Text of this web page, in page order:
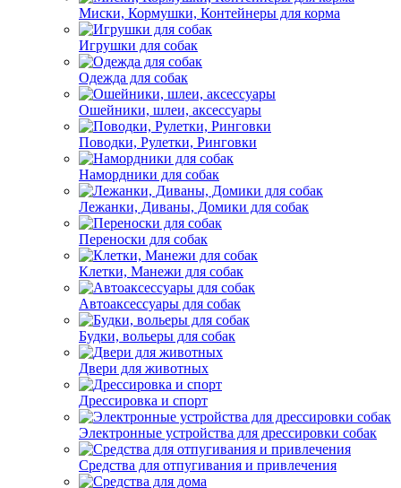
Миски, Кормушки, Контейнеры для корма
Игрушки для собак
Одежда для собак
Ошейники, шлеи, аксессуары
Поводки, Рулетки, Ринговки
Намордники для собак
Лежанки, Диваны, Домики для собак
Переноски для собак
Клетки, Манежи для собак
Автоаксессуары для собак
Будки, вольеры для собак
Двери для животных
Дрессировка и спорт
Электронные устройства для дрессировки собак
Средства для отпугивания и привлечения